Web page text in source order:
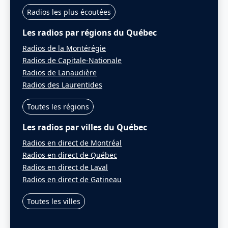
Radios les plus écoutées
Les radios par régions du Québec
Radios de la Montérégie
Radios de Capitale-Nationale
Radios de Lanaudière
Radios des Laurentides
Toutes les régions
Les radios par villes du Québec
Radios en direct de Montréal
Radios en direct de Québec
Radios en direct de Laval
Radios en direct de Gatineau
Toutes les villes